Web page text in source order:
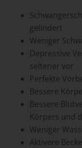
gelindert
Weniger
Depressive
seltener vor
Perfekte
Bessere
Bessere
Körpers und
Weniger
Aktivere